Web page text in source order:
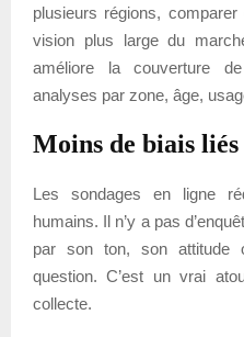
plusieurs régions,
vision plus large du
améliore la couverture
analyses par zone, âge,
Moins de biais
Les sondages en ligne
humains. Il n’y a pas
par son ton, son attitude
question. C’est un vrai
collecte.